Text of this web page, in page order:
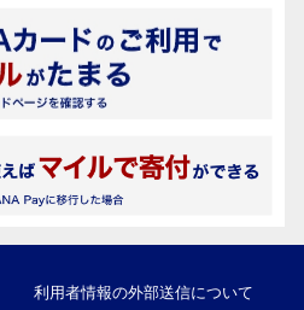
利用者情報の外部送信について